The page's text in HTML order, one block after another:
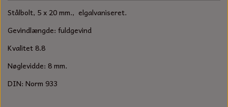
SORTIMENT
OLIE TIL SMÅMOTORER & HAVEMASKINER
SMERGELLÆRRED
BATTERILADEAPPARAT
Stålbolt, 5 x 20 mm., elgalvaniseret.
Gevindlængde: fuldgevind
Kvalitet 8.8
Nøglevidde: 8 mm.
DIN: Norm 933